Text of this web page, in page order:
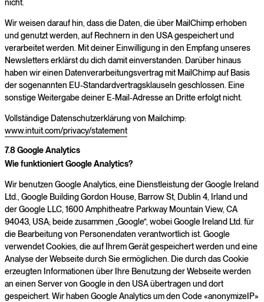
nicht.
Wir weisen darauf hin, dass die Daten, die über MailChimp erhoben
und genutzt werden, auf Rechnern in den USA gespeichert und
verarbeitet werden. Mit deiner Einwilligung in den Empfang unseres
Newsletters erklärst du dich damit einverstanden. Darüber hinaus
haben wir einen Datenverarbeitungsvertrag mit MailChimp auf Basis
der sogenannten EU-Standardvertragsklauseln geschlossen. Eine
sonstige Weitergabe deiner E-Mail-Adresse an Dritte erfolgt nicht.
Vollständige Datenschutzerklärung von Mailchimp:
www.intuit.com/privacy/statement
7.8 Google Analytics
Wie funktioniert Google Analytics?
Wir benutzen Google Analytics, eine Dienstleistung der Google Ireland
Ltd., Google Building Gordon House, Barrow St, Dublin 4, Irland und
der Google LLC, 1600 Amphitheatre Parkway Mountain View, CA
94043, USA; beide zusammen „Google“, wobei Google Ireland Ltd. für
die Bearbeitung von Personendaten verantwortlich ist. Google
verwendet Cookies, die auf Ihrem Gerät gespeichert werden und eine
Analyse der Webseite durch Sie ermöglichen. Die durch das Cookie
erzeugten Informationen über Ihre Benutzung der Webseite werden
an einen Server von Google in den USA übertragen und dort
gespeichert. Wir haben Google Analytics um den Code «anonymizeIP»